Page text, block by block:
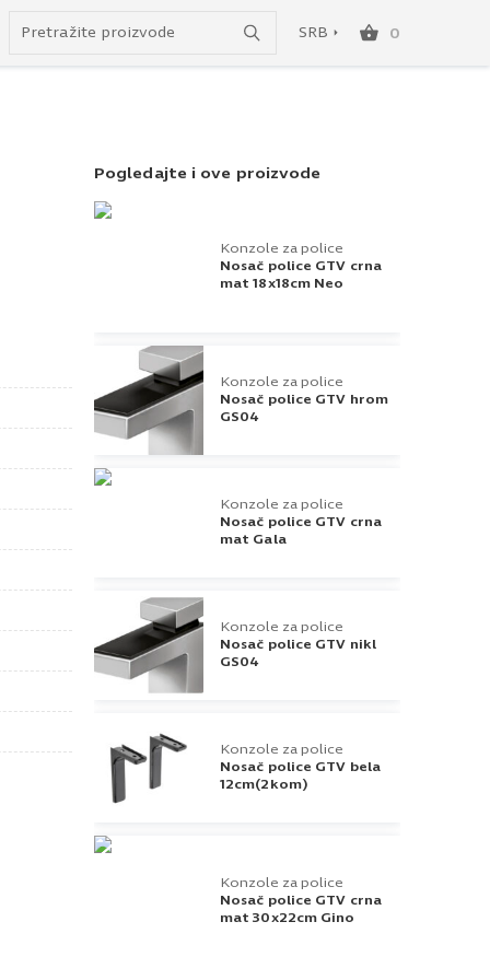
SRB 0
Pogledajte i ove proizvode
Konzole za police
Nosač police GTV crna
mat 18x18cm Neo
Konzole za police
Nosač police GTV hrom
GS04
Konzole za police
Nosač police GTV crna
mat Gala
Konzole za police
Nosač police GTV nikl
GS04
Konzole za police
Nosač police GTV bela
12cm(2kom)
Konzole za police
Nosač police GTV crna
mat 30x22cm Gino